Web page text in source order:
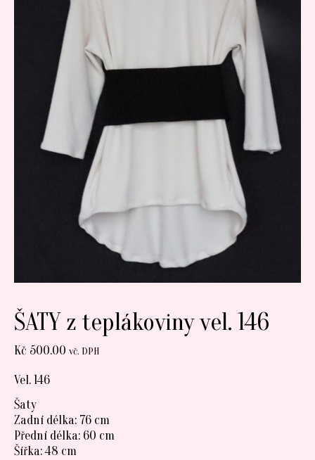
ŠATY z teplákoviny vel. 146
Kč 500.00 vč. DPH
Vel. 146
Šaty
Zadní délka: 76 cm
Přední délka: 60 cm
Šířka: 48 cm